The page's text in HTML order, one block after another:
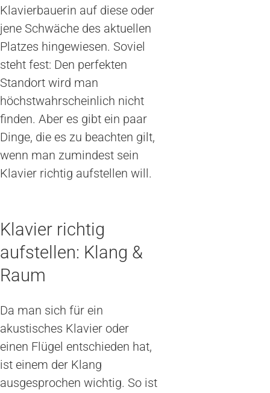
Klavierbauerin auf diese oder
jene Schwäche des aktuellen
Platzes hingewiesen. Soviel
steht fest: Den perfekten
Standort wird man
höchstwahrscheinlich nicht
finden. Aber es gibt ein paar
Dinge, die es zu beachten gilt,
wenn man zumindest sein
Klavier richtig aufstellen will.
Klavier richtig
aufstellen: Klang &
Raum
Da man sich für ein
akustisches Klavier oder
einen Flügel entschieden hat,
ist einem der Klang
ausgesprochen wichtig. So ist